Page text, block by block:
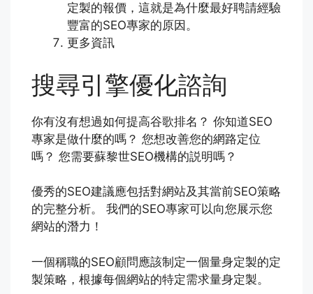
定製的報價，這就是為什麼最好聘請經驗
豐富的SEO專家的原因。
更多資訊
搜尋引擎優化諮詢
你有沒有想過如何提高谷歌排名？ 你知道SEO
專家是做什麼的嗎？ 您想改善您的網路定位
嗎？ 您需要蘇黎世SEO機構的説明嗎？
優秀的SEO建議應包括對網站及其當前SEO策略
的完整分析。 我們的SEO專家可以向您展示您
網站的潛力！
一個稱職的SEO顧問應該制定一個量身定製的定
製策略，根據每個網站的特定需求量身定製。